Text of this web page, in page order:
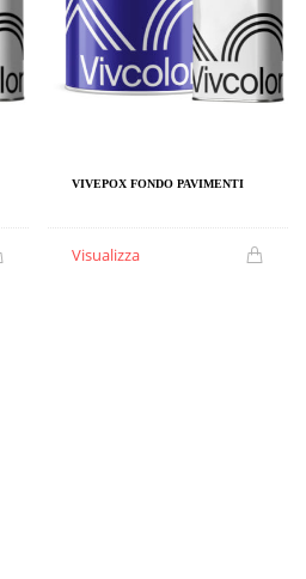
VIVEPOX FONDO PAVIMENTI
Visualizza